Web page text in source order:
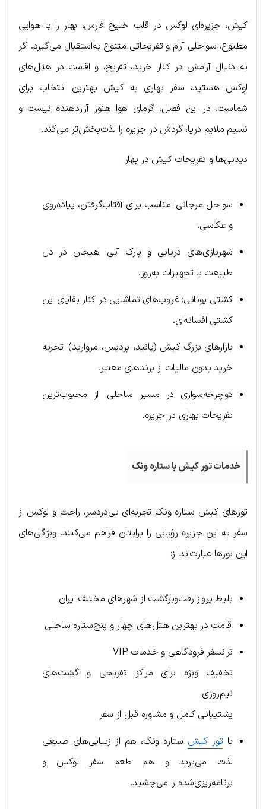
کیش، جزیره‌ای لوکس در قلب خلیج فارس، بهار را با هوایی
مطبوع، سواحلی آرام و تفریحاتی متنوع به‌استقبال می‌گیرد. اگر
به دنبال آرامش در کنار خرید، تفریح، و اقامت در هتل‌های
لوکس هستید، سفر بهاری به کیش بهترین انتخاب برای
شماست. در این فصل، گرمای هوا هنوز آزاردهنده نیست و
نسیم ملایم دریا، گردش در جزیره را لذت‌بخش‌تر می‌کند.
دیدنی‌ها و تفریحات کیش در بهار:
سواحل مرجانی: مناسب برای آفتاب‌گرفتن، پیاده‌روی
و عکاسی.
شهربازی‌های دریایی و پارک آبی: هیجان در دل
طبیعت با تجهیزات به‌روز.
کشتی یونانی: غروب‌های تماشایی در کنار بقایای این
کشتی افسانه‌ای.
بازارهای بزرگ کیش (پانیذ، پردیس، مروارید): تجربه
خرید بدون مالیات از برندهای معتبر.
دوچرخه‌سواری در مسیر ساحلی: از محبوب‌ترین
تفریحات بهاری در جزیره.
خدمات تور کیش با ستاره ونک
تورهای کیش ستاره ونک تجربه‌ای بی‌دردسر، راحت و لوکس از
سفر به این جزیره رؤیایی را برایتان فراهم می‌کنند. ویژگی‌های
این تورها عبارت‌اند از:
بلیط پرواز رفت‌وبرگشت از شهرهای مختلف ایران
اقامت در بهترین هتل‌های چهار و پنج‌ستاره ساحلی
ترانسفر فرودگاهی و خدمات VIP
تخفیف ویژه برای مراکز تفریحی و گشت‌های
نیم‌روزی
پشتیبانی کامل و مشاوره قبل از سفر
با تور کیش ستاره ونک، هم از زیبایی‌های طبیعی
لذت می‌برید و هم طعم سفر لوکس و
برنامه‌ریزی‌شده را می‌چشید.